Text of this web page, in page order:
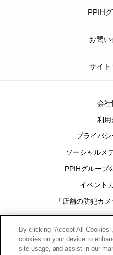
PPIH
お問
サイト
会社
利用
プライバシ
ソーシャルメ
PPIHグループ
イベント
「店舗の防犯カ
Cookies
By clicking “Accept All
cookies on your device to
site usage, and assist in our